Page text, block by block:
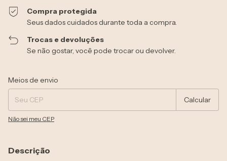
Compra protegida
Seus dados cuidados durante toda a compra.
Trocas e devoluções
Se não gostar, você pode trocar ou devolver.
Entregas para o CEP:
Meios de envio
Calcular
Não sei meu CEP
Descrição